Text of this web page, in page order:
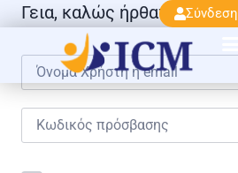
Σύνδεση
Γεια, καλώς ήρθατε πάλι!